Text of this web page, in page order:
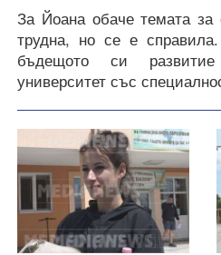
За Йоана обаче темата за
трудна, но се е
бъдещото си развитие
университет със